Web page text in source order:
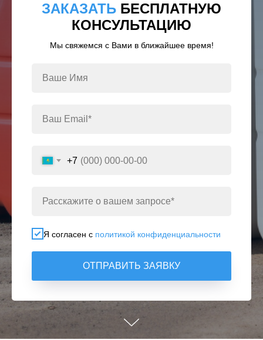
ЗАКАЗАТЬ БЕСПЛАТНУЮ
КОНСУЛЬТАЦИЮ
Мы свяжемся с Вами в ближайшее время!
+7
Я согласен с политикой конфиденциальности
ОТПРАВИТЬ ЗАЯВКУ